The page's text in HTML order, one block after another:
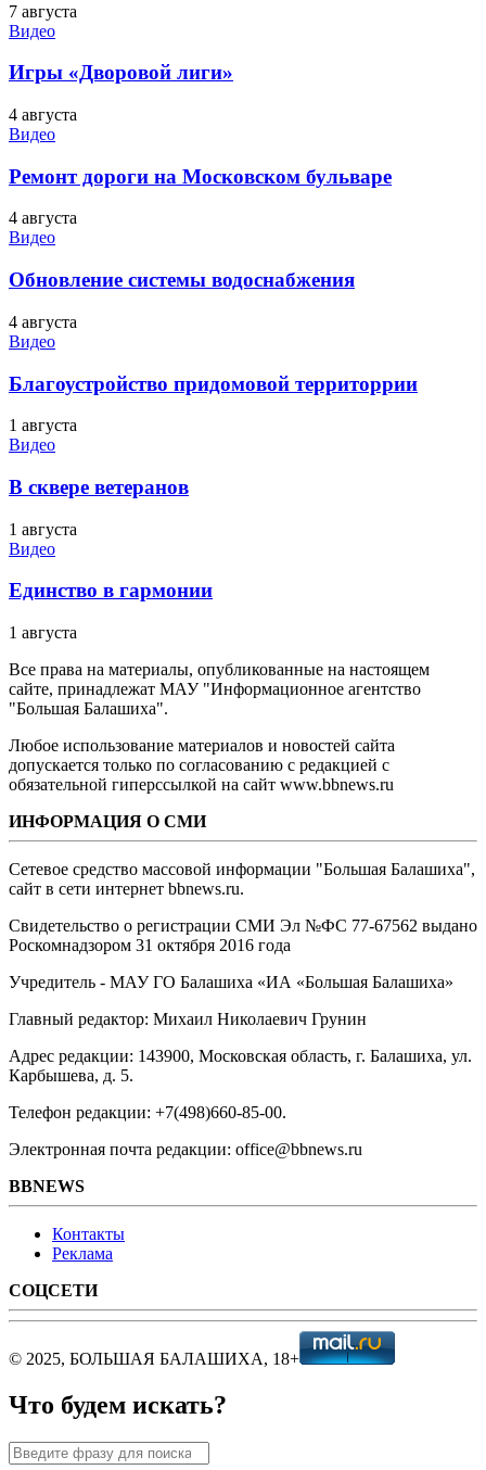
7 августа
Видео
Игры «Дворовой лиги»
4 августа
Видео
Ремонт дороги на Московском бульваре
4 августа
Видео
Обновление системы водоснабжения
4 августа
Видео
Благоустройство придомовой территоррии
1 августа
Видео
В сквере ветеранов
1 августа
Видео
Единство в гармонии
1 августа
Все права на материалы, опубликованные на настоящем
сайте, принадлежат МАУ "Информационное агентство
"Большая Балашиха".
Любое использование материалов и новостей сайта
допускается только по согласованию с редакцией с
обязательной гиперссылкой на сайт www.bbnews.ru
ИНФОРМАЦИЯ О СМИ
Сетевое средство массовой информации "Большая Балашиха",
сайт в сети интернет bbnews.ru.
Свидетельство о регистрации СМИ Эл №ФС ‎77-67562 выдано
Роскомнадзором 31 октября 2016 года
Учредитель - МАУ ГО Балашиха «ИА «Большая Балашиха»
Главный редактор: Михаил Николаевич Грунин
Адрес редакции: 143900, Московская область, г. Балашиха, ул.
Карбышева, д. 5.
Телефон редакции: +7(498)660-85-00.
Электронная почта редакции: office@bbnews.ru
BBNEWS
Контакты
Реклама
СОЦСЕТИ
© 2025, БОЛЬШАЯ БАЛАШИХА, 18+
Что будем искать?